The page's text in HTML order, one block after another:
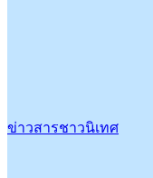
ข่าวสารชาวนิเทศ